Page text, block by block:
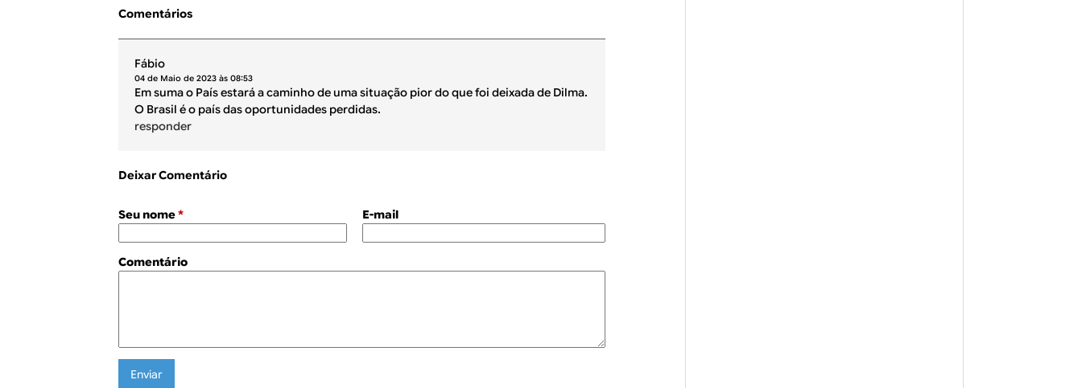
Comentários
Fábio
04 de Maio de 2023 às 08:53
Em suma o País estará a caminho de uma situação pior do que foi deixada de Dilma.
O Brasil é o país das oportunidades perdidas.
responder
Deixar Comentário
Seu nome* E-mail
Comentário